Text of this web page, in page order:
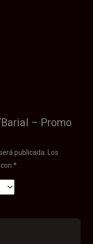
– Promo
publicada.
Los
con*